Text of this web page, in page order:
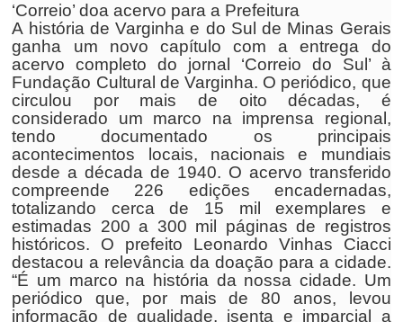
‘Correio’ doa acervo para a Prefeitura
A história de Varginha e do Sul de Minas Gerais
ganha um novo capítulo com a entrega do
acervo completo do jornal ‘Correio do Sul’ à
Fundação Cultural de Varginha. O periódico, que
circulou por mais de oito décadas, é
considerado um marco na imprensa regional,
tendo documentado os principais
acontecimentos locais, nacionais e mundiais
desde a década de 1940. O acervo transferido
compreende 226 edições encadernadas,
totalizando cerca de 15 mil exemplares e
estimadas 200 a 300 mil páginas de registros
históricos. O prefeito Leonardo Vinhas Ciacci
destacou a relevância da doação para a cidade.
“É um marco na história da nossa cidade. Um
periódico que, por mais de 80 anos, levou
informação de qualidade, isenta e imparcial a